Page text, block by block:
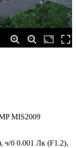
MIS2009
ч/б 0.001 Лк (F1.2),